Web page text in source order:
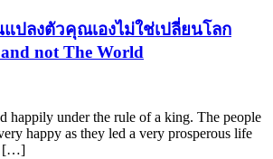
แปลงตัวคุณเองไม่ใช่เปลี่ยนโลก
not The World
happily under the rule of a king. The people
happy as they led a very prosperous life
[…]